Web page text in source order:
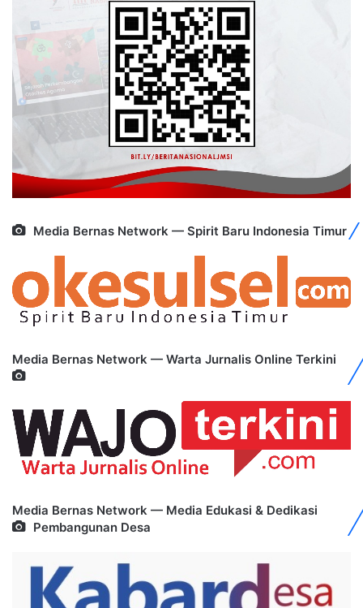
Media Bernas Network — Spirit Baru Indonesia Timur
Media Bernas Network — Warta Jurnalis Online Terkini
Media Bernas Network — Media Edukasi & Dedikasi
Pembangunan Desa